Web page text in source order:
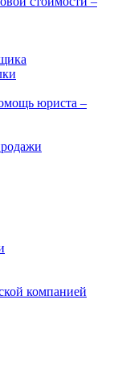
юриста –
компанией